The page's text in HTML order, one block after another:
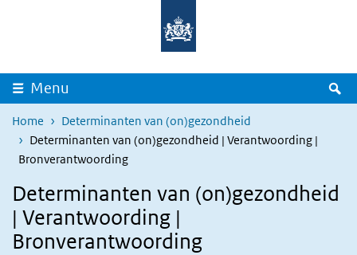
Overslaan en naar de inhoud gaan
Menu
Home
Determinanten van (on)gezondheid
Determinanten van (on)gezondheid | Verantwoording |
Bronverantwoording
Determinanten van (on)gezondheid
| Verantwoording |
Bronverantwoording